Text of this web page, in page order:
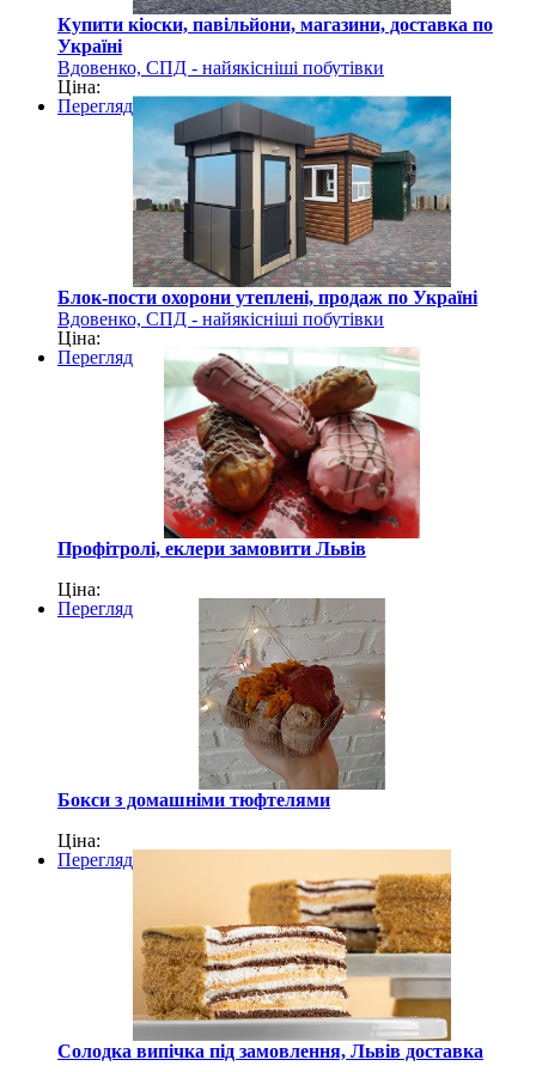
Купити кіоски, павільйони, магазини, доставка по
Україні
Вдовенко, СПД - найякісніші побутівки
Ціна:
Перегляд
Блок-пости охорони утеплені, продаж по Україні
Вдовенко, СПД - найякісніші побутівки
Ціна:
Перегляд
Профітролі, еклери замовити Львів
Ціна:
Перегляд
Бокси з домашніми тюфтелями
Ціна:
Перегляд
Солодка випічка під замовлення, Львів доставка